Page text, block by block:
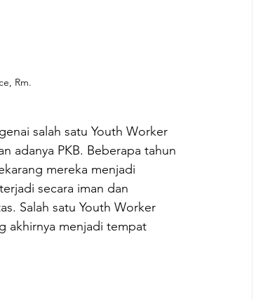
Rm.
salah satu Youth Worker
adanya PKB. Beberapa tahun
mereka menjadi
secara iman dan
Salah satu Youth Worker
akhirnya menjadi tempat